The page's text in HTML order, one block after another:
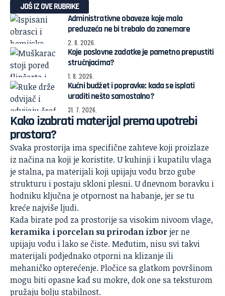
JOŠ IZ OVE RUBRIKE
Administrativne obaveze koje mala
preduzeća ne bi trebalo da zanemare
2. 8. 2026.
Koje poslovne zadatke je pametno prepustiti
stručnjacima?
1. 8. 2026.
Kućni budžet i popravke: kada se isplati
uraditi nešto samostalno?
31. 7. 2026.
Kako izabrati materijal prema upotrebi
prostora?
Svaka prostorija ima specifične zahteve koji proizlaze
iz načina na koji je koristite. U kuhinji i kupatilu vlaga
je stalna, pa materijali koji upijaju vodu brzo gube
strukturu i postaju skloni plesni. U dnevnom boravku i
hodniku ključna je otpornost na habanje, jer se tu
kreće najviše ljudi.
Kada birate pod za prostorije sa visokim nivoom vlage,
keramika i porcelan su prirodan izborjer ne
upijaju vodu i lako se čiste. Međutim, nisu svi takvi
materijali podjednako otporni na klizanje ili
mehaničko opterećenje. Pločice sa glatkom površinom
mogu biti opasne kad su mokre, dok one sa teksturom
pružaju bolju stabilnost.